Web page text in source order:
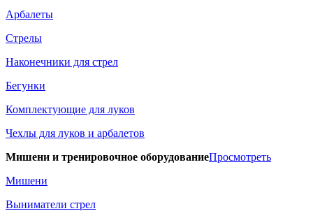
Арбалеты
Стрелы
Наконечники для стрел
Бегунки
Комплектующие для луков
Чехлы для луков и арбалетов
Мишени и тренировочное оборудованиеПросмотреть
Мишени
Выниматели стрел